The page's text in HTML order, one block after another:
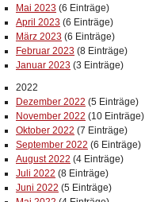
Mai 2023 (6 Einträge)
April 2023 (6 Einträge)
März 2023 (6 Einträge)
Februar 2023 (8 Einträge)
Januar 2023 (3 Einträge)
2022
Dezember 2022 (5 Einträge)
November 2022 (10 Einträge)
Oktober 2022 (7 Einträge)
September 2022 (6 Einträge)
August 2022 (4 Einträge)
Juli 2022 (8 Einträge)
Juni 2022 (5 Einträge)